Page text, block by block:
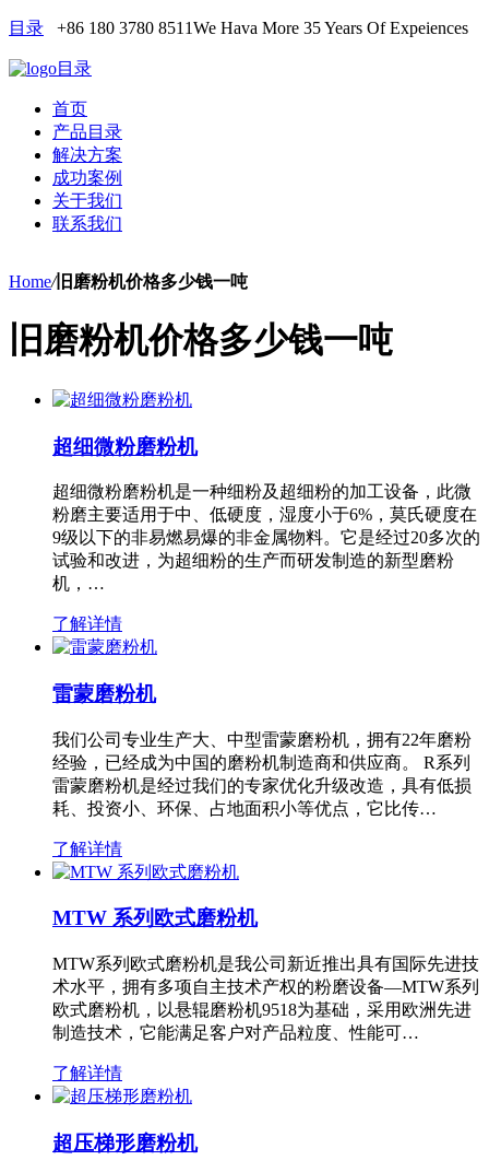
目录 +86 180 3780 8511We Hava More 35 Years Of Expeiences
目录
首页
产品目录
解决方案
成功案例
关于我们
联系我们
Home/旧磨粉机价格多少钱一吨
旧磨粉机价格多少钱一吨
超细微粉磨粉机
超细微粉磨粉机是一种细粉及超细粉的加工设备，此微
粉磨主要适用于中、低硬度，湿度小于6%，莫氏硬度在
9级以下的非易燃易爆的非金属物料。它是经过20多次的
试验和改进，为超细粉的生产而研发制造的新型磨粉
机，…
了解详情
雷蒙磨粉机
我们公司专业生产大、中型雷蒙磨粉机，拥有22年磨粉
经验，已经成为中国的磨粉机制造商和供应商。 R系列
雷蒙磨粉机是经过我们的专家优化升级改造，具有低损
耗、投资小、环保、占地面积小等优点，它比传…
了解详情
MTW 系列欧式磨粉机
MTW系列欧式磨粉机是我公司新近推出具有国际先进技
术水平，拥有多项自主技术产权的粉磨设备—MTW系列
欧式磨粉机，以悬辊磨粉机9518为基础，采用欧洲先进
制造技术，它能满足客户对产品粒度、性能可…
了解详情
超压梯形磨粉机